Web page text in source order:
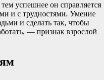
успешнее он справляется
и с трудностями. Умение
и сделать так, чтобы
— признак взрослой